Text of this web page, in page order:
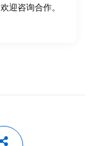
迎咨询合作。